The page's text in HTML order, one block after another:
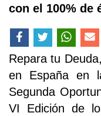
con el 100% de
Repara tu
en España en
Segunda
VI Edición de